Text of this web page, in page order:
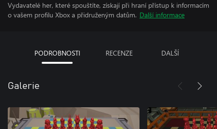
Vydavatelé her, které spouštíte, získají při hraní přístup k informacím
o vašem profilu Xbox a přidruženým datům. Další informace
PODROBNOSTI RECENZE DALŠÍ
Galerie